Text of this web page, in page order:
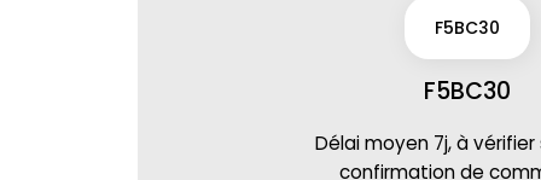
F5BC30
F5BC30
Délai moyen 7j, à
confirmation de